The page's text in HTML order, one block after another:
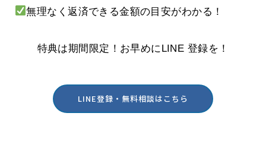
無理なく返済できる金額の目安がわかる！
特典は期間限定！お早めにLINE 登録を！
LINE登録・無料相談はこちら